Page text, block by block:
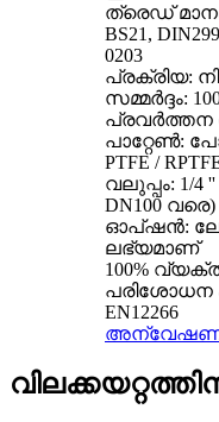
ത്രെഡ്
BS21,
0203
പ്രക്രിയ:
സമ്മർദ്ദം:
പ്രവർത്തന
പാറ്റേൺ:
PTFE /
വലുപ്പം: 1/
DN100 വരെ)
ഓപ്ഷൻ:
ലഭ്യമാണ്
100%
പരിശോധന
EN12266